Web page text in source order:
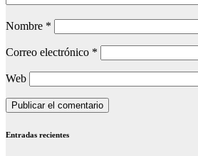
Nombre *
Correo electrónico *
Web
Entradas recientes